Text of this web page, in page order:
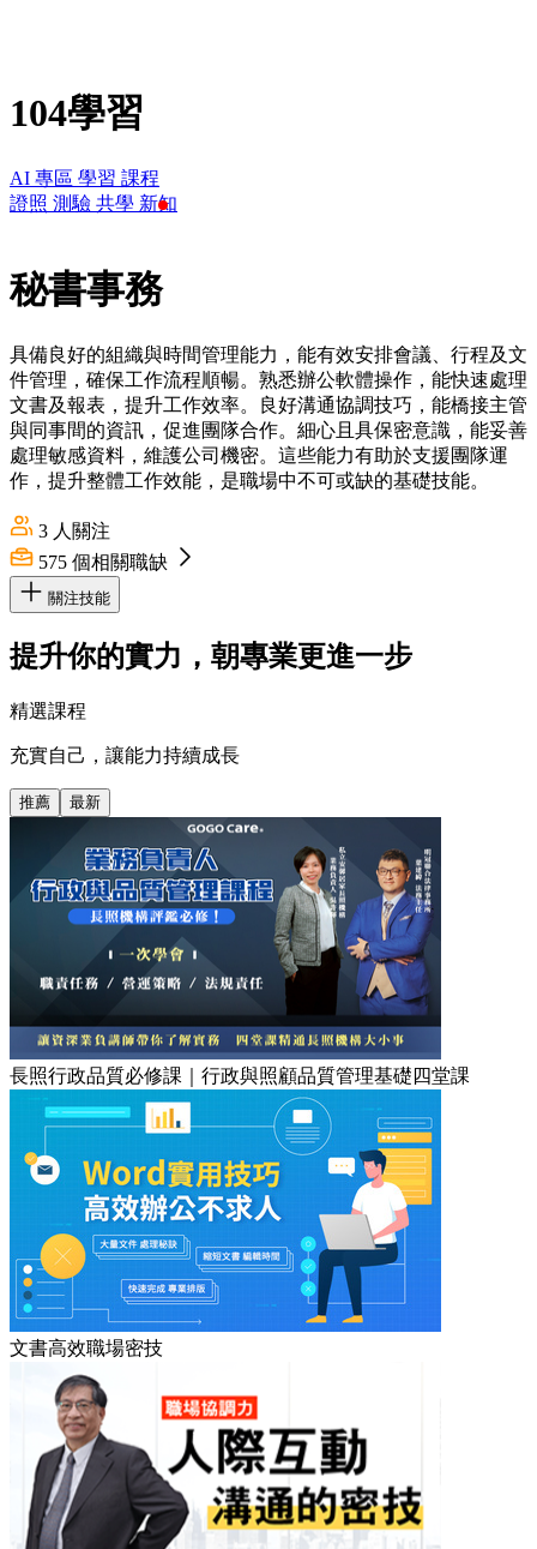
104學習
AI 專區 學習 課程
證照 測驗 共學 新知
秘書事務
具備良好的組織與時間管理能力，能有效安排會議、行程及文
件管理，確保工作流程順暢。熟悉辦公軟體操作，能快速處理
文書及報表，提升工作效率。良好溝通協調技巧，能橋接主管
與同事間的資訊，促進團隊合作。細心且具保密意識，能妥善
處理敏感資料，維護公司機密。這些能力有助於支援團隊運
作，提升整體工作效能，是職場中不可或缺的基礎技能。
3 人關注
575 個相關職缺
關注技能
提升你的實力，朝專業更進一步
精選課程
充實自己，讓能力持續成長
推薦 最新
長照行政品質必修課｜行政與照顧品質管理基礎四堂課
文書高效職場密技